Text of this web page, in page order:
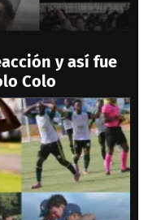
y así fue
Colo